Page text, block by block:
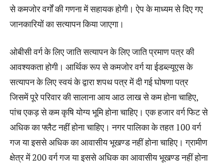
से कमजोर वर्गों की गणना में सहायक होगी। ऐप के माध्यम से दिए गए
जानकारियों का सत्यापन किया जाएगा।
ओबीसी वर्ग के लिए जाति सत्यापन के लिए जाति प्रमाण पत्र की
आवश्यकता होगी। आर्थिक रूप से कमजोर वर्ग या ईडब्ल्यूएस के
सत्यापन के लिए स्वयं के द्वारा शपथ पत्र में दी गई घोषणा पत्र
जिसमें पूरे परिवार की सालाना आय आठ लाख से कम होना चाहिए,
पांच एकड़ से कम कृषि योग्य भूमि होना चाहिए। एक हजार वर्ग फिट से
अधिक का फ्लैट नहीं होना चाहिए। नगर पालिका के तहत 100 वर्ग
गज या इससे अधिक का आवासीय भूखण्ड नहीं होना चाहिए। ग्रामीण
क्षेत्र में 200 वर्ग गज या इससे अधिक का आवासीय भूखण्ड नहीं होना